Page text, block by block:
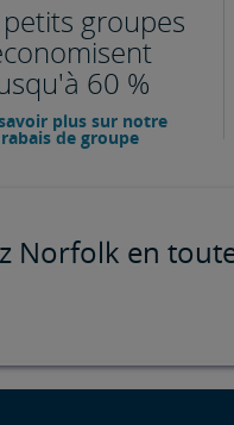
petits groupes
60 %
plus sur notre
rabais de groupe
Norfolk en